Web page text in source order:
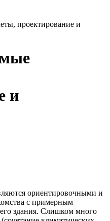
проектирование и
и
ориентировочными и
с примерным
здания. Слишком много